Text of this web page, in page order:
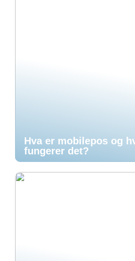
Hva er mobilepos og
fungerer det?